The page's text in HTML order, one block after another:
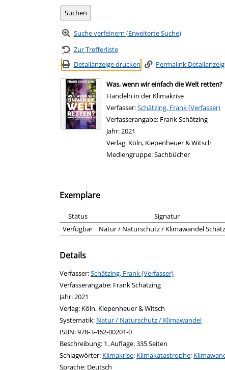
Suche verfeinern (Erweiterte Suche)
Zur Trefferliste
Detailanzeige drucken
Permalink
Was, wenn wir einfach die Welt retten?
Handeln in der Klimakrise
Verfasser:Suche nach diesem Verfasser
Schätzing, Frank (Verfasser)
Verfasserangabe: Frank Schätzing
Jahr:2021
Verlag: Köln, Kiepenheuer & Witsch
Mediengruppe:Sachbücher
Exemplare
Status Signatur
Verfügbar
Natur / Naturschutz / Klimawandel
Details
Verfasser:Suche nach diesem Verfasser
Schätzing, Frank (Verfasser)
Verfasserangabe: Frank Schätzing
Jahr:2021
Verlag: Köln, Kiepenheuer & Witsch
opens in new tab
Diesen Link in neuem Tab öffnen
Systematik: Suche nach dieser Systematik
Natur / Naturschutz / Klimawandel
Suche nach diesem Interessenskreis
ISBN:978-3-462-00201-0
Beschreibung: 1. Auflage, 335 Seiten
Schlagwörter: Klimakrise; Klimakatastrophe;
Suche nach dieser Beteiligten Person
Sprache: Deutsch